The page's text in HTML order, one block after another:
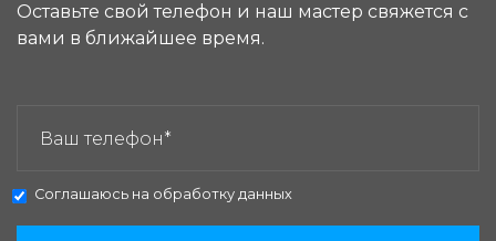
Оставьте свой телефон и наш мастер свяжется с
вами в ближайшее время.
Соглашаюсь на обработку данных